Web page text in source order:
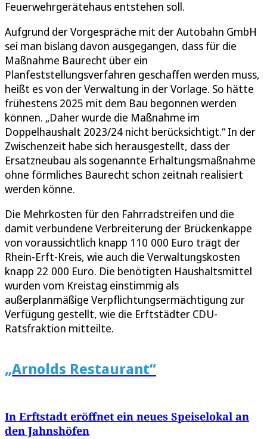
Feuerwehrgerätehaus entstehen soll.
Aufgrund der Vorgespräche mit der Autobahn GmbH
sei man bislang davon ausgegangen, dass für die
Maßnahme Baurecht über ein
Planfeststellungsverfahren geschaffen werden muss,
heißt es von der Verwaltung in der Vorlage. So hätte
frühestens 2025 mit dem Bau begonnen werden
können. „Daher wurde die Maßnahme im
Doppelhaushalt 2023/24 nicht berücksichtigt.“ In der
Zwischenzeit habe sich herausgestellt, dass der
Ersatzneubau als sogenannte Erhaltungsmaßnahme
ohne förmliches Baurecht schon zeitnah realisiert
werden könne.
Die Mehrkosten für den Fahrradstreifen und die
damit verbundene Verbreiterung der Brückenkappe
von voraussichtlich knapp 110 000 Euro trägt der
Rhein-Erft-Kreis, wie auch die Verwaltungskosten
knapp 22 000 Euro. Die benötigten Haushaltsmittel
wurden vom Kreistag einstimmig als
außerplanmäßige Verpflichtungsermächtigung zur
Verfügung gestellt, wie die Erftstädter CDU-
Ratsfraktion mitteilte.
„Arnolds Restaurant“
In Erftstadt eröffnet ein neues Speiselokal an
den Jahnshöfen